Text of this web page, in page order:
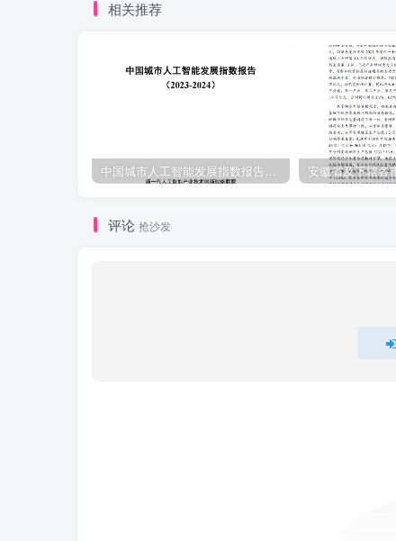
相关推荐
评论 抢沙发